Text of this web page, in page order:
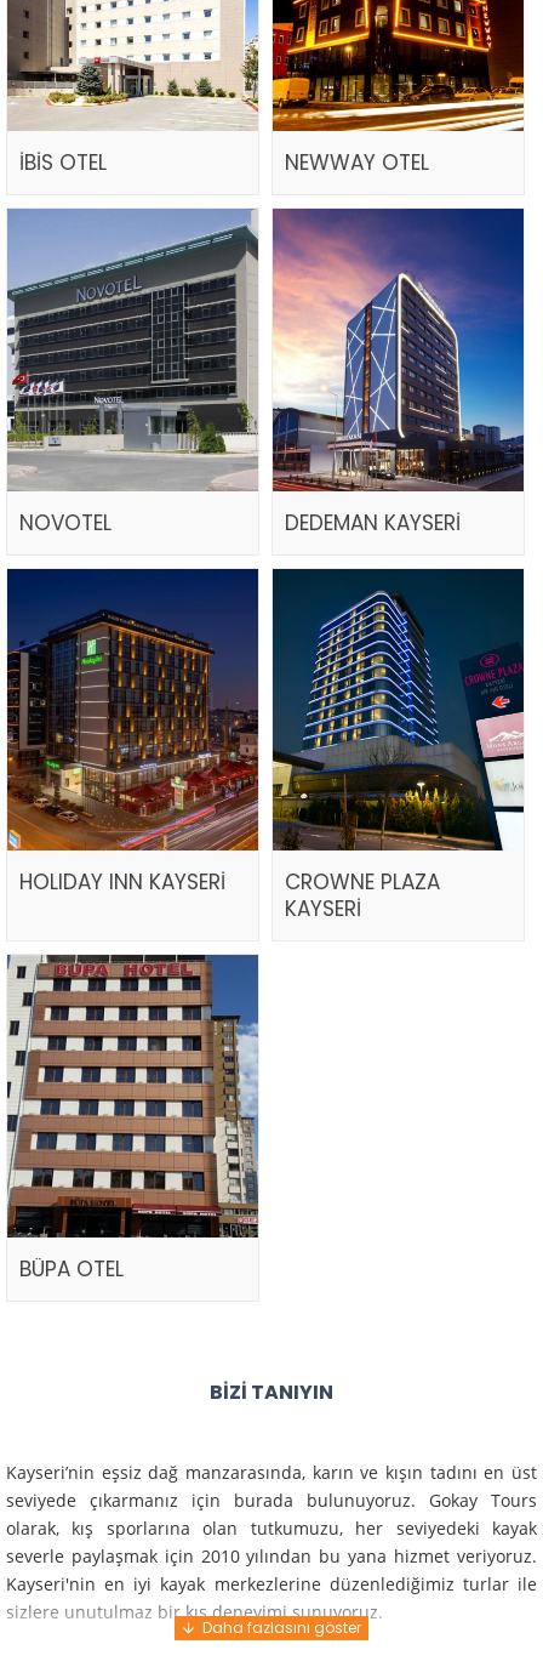
İBİS OTEL NEWWAY OTEL
NOVOTEL DEDEMAN KAYSERİ
HOLIDAY INN KAYSERİ
CROWNE PLAZA
KAYSERİ
BÜPA OTEL
BIZI TANIYIN
Kayseri’nin eşsiz dağ manzarasında, karın ve kışın tadını en üst
seviyede çıkarmanız için burada bulunuyoruz. Gokay Tours
olarak, kış sporlarına olan tutkumuzu, her seviyedeki kayak
severle paylaşmak için 2010 yılından bu yana hizmet veriyoruz.
Kayseri'nin en iyi kayak merkezlerine düzenlediğimiz turlar ile
sizlere unutulmaz bir kış deneyimi sunuyoruz.